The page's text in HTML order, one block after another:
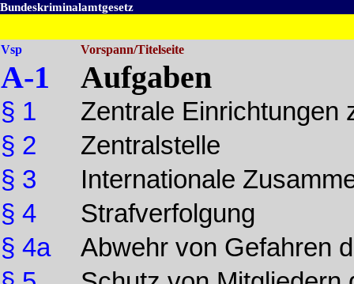
Bundeskriminalamtgesetz
Vsp Vorspann/Titelseite
A-1
§ 1
§ 2
§ 3
§ 4
§ 4a
Aufgaben
Zentrale Einrichtungen
Zentralstelle
Internationale
Strafverfolgung
Abwehr von Gefahren